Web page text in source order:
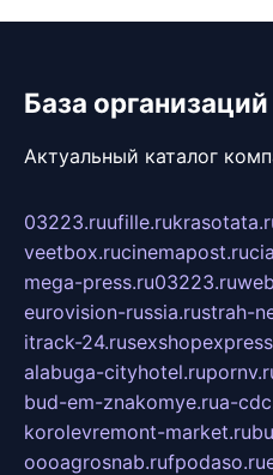
База организаций
Актуальный каталог
03223.ruufille.ru
veetbox.rucinemapost.ru
mega-press.ru03223.ru
eurovision-russia.rustrah-
itrack-24.ru
alabuga-cityhotel.ru
bud-em-znakomye.rua-
korolevremont-market.ru
oooagrosnab.rufpodaso.ru